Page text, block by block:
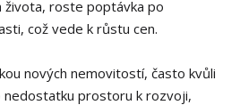
života, roste poptávka po
což vede k růstu cen.
nových nemovitostí, často kvůli
nedostatku prostoru k rozvoji,